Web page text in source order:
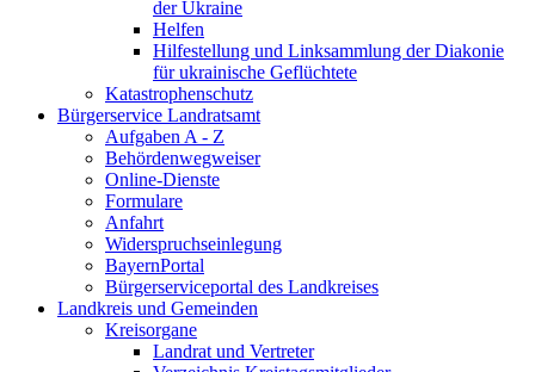
der Ukraine
Helfen
Hilfestellung und Linksammlung der Diakonie
für ukrainische Geflüchtete
Katastrophenschutz
Bürgerservice Landratsamt
Aufgaben A - Z
Behördenwegweiser
Online-Dienste
Formulare
Anfahrt
Widerspruchseinlegung
BayernPortal
Bürgerserviceportal des Landkreises
Landkreis und Gemeinden
Kreisorgane
Landrat und Vertreter